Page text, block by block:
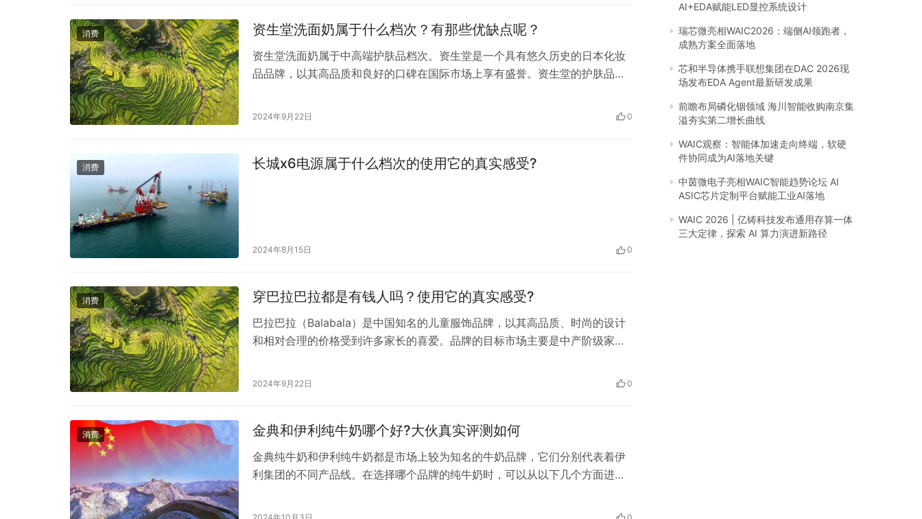
消费 资生堂洗面奶属于什么档次？有那些优缺点呢？
资生堂洗面奶属于中高端护肤品档次。资生堂是一个具有悠久历史的日本化妆
品品牌，以其高品质和良好的口碑在国际市场上享有盛誉。资生堂的护肤品系
效果和优雅的包装受到消费者的青睐。 资生堂的洗面奶产品一般在价格上会高
2024年9月22日 0
消费 长城x6电源属于什么档次的使用它的真实感受?
2024年8月15日 0
消费 穿巴拉巴拉都是有钱人吗？使用它的真实感受?
巴拉巴拉（Balabala）是中国知名的儿童服饰品牌，以其高品质、时尚的设计
和相对合理的价格受到许多家长的喜爱。品牌的目标市场主要是中产阶级家
并不意味着只有有钱人才能穿这个品牌的衣服。随着消费水平的提高，越来越
2024年9月22日 0
消费 金典和伊利纯牛奶哪个好?大伙真实评测如何
金典纯牛奶和伊利纯牛奶都是市场上较为知名的牛奶品牌，它们分别代表着伊
利集团的不同产品线。在选择哪个品牌的纯牛奶时，可以从以下几个方面进行
场，强调其品质和营养价值。– 伊利：伊利是知名的中国乳业品牌，其产品线
AI+EDA赋能LED显控系统设计
瑞芯微亮相WAIC2026：端侧AI领跑者，
成熟方案全面落地
芯和半导体携手联想集团在DAC 2026现
场发布EDA Agent最新研发成果
前瞻布局磷化铟领域 海川智能收购南京集
溢夯实第二增长曲线
WAIC观察：智能体加速走向终端，软硬
件协同成为AI落地关键
中茵微电子亮相WAIC智能趋势论坛 AI
ASIC芯片定制平台赋能工业AI落地
WAIC 2026 | 亿铸科技发布通用存算一体
三大定律，探索 AI 算力演进新路径